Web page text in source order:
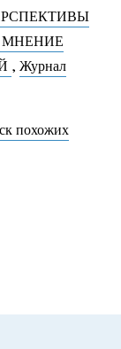
, Журнал
похожих